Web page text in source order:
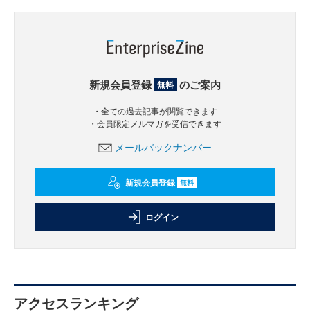
新規会員登録 無料 のご案内
・全ての過去記事が閲覧できます
・会員限定メルマガを受信できます
メールバックナンバー
新規会員登録 無料
ログイン
アクセスランキング